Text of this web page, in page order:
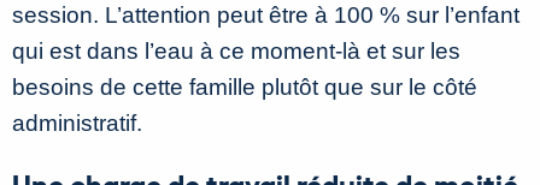
session. L’attention peut être à 100 % sur l’enfant
qui est dans l’eau à ce moment-là et sur les
besoins de cette famille plutôt que sur le côté
administratif.